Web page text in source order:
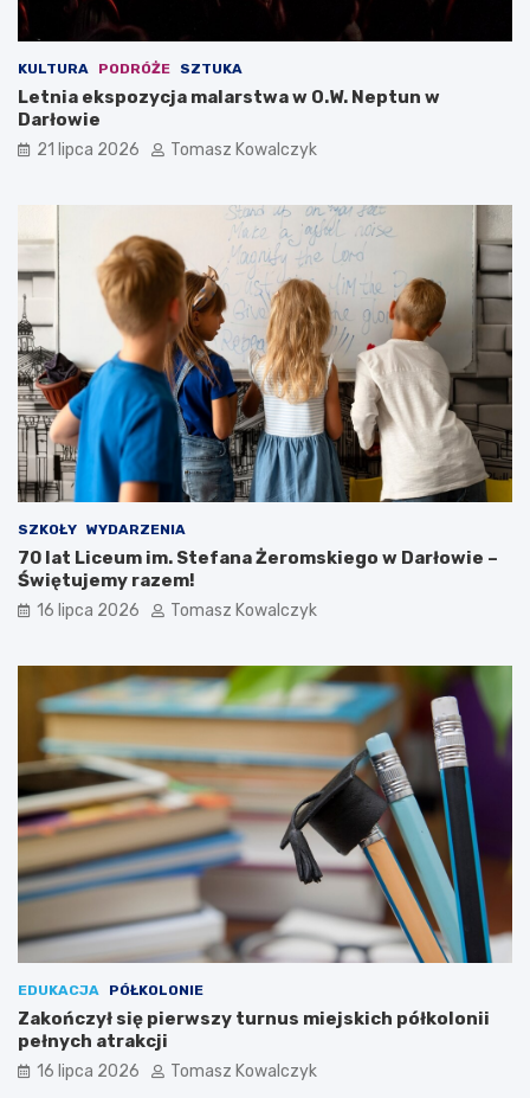
KULTURA PODRÓŻE SZTUKA
Letnia ekspozycja malarstwa w O.W. Neptun w
Darłowie
21 lipca 2026 Tomasz Kowalczyk
SZKOŁY WYDARZENIA
70 lat Liceum im. Stefana Żeromskiego w Darłowie –
Świętujemy razem!
16 lipca 2026 Tomasz Kowalczyk
EDUKACJA PÓŁKOLONIE
Zakończył się pierwszy turnus miejskich półkolonii
pełnych atrakcji
16 lipca 2026 Tomasz Kowalczyk